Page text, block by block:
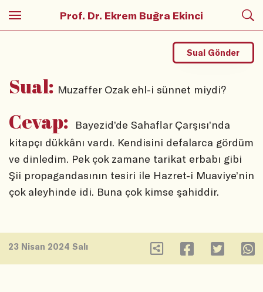
Prof. Dr. Ekrem Buğra Ekinci
Sual: Muzaffer Ozak ehl-i sünnet miydi?
Sual Gönder
Cevap:
Bayezid’de Sahaflar Çarşısı’nda
kitapçı dükkânı vardı. Kendisini defalarca gördüm
ve dinledim. Pek çok zamane tarikat erbabı gibi
Şii propagandasının tesiri ile Hazret-i Muaviye’nin
çok aleyhinde idi. Buna çok kimse şahiddir.
23 Nisan 2024 Salı